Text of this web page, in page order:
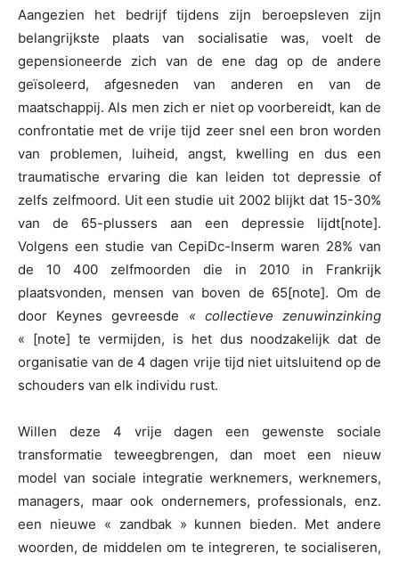
Aangezien het bedrijf tijdens zijn beroepsleven zijn
belangrijkste plaats van socialisatie was, voelt de
gepensioneerde zich van de ene dag op de andere
geïsoleerd, afgesneden van anderen en van de
maatschappij. Als men zich er niet op voorbereidt, kan de
confrontatie met de vrije tijd zeer snel een bron worden
van problemen, luiheid, angst, kwelling en dus een
traumatische ervaring die kan leiden tot depressie of
zelfs zelfmoord. Uit een studie uit 2002 blijkt dat 15-30%
van de 65-plussers aan een depressie lijdt[note].
Volgens een studie van CepiDc-Inserm waren 28% van
de 10 400 zelfmoorden die in 2010 in Frankrijk
plaatsvonden, mensen van boven de 65[note]. Om de
door Keynes gevreesde « collectieve zenuwinzinking
« [note] te vermijden, is het dus noodzakelijk dat de
organisatie van de 4 dagen vrije tijd niet uitsluitend op de
schouders van elk individu rust.
Willen deze 4 vrije dagen een gewenste sociale
transformatie teweegbrengen, dan moet een nieuw
model van sociale integratie werknemers, werknemers,
managers, maar ook ondernemers, professionals, enz.
een nieuwe « zandbak » kunnen bieden. Met andere
woorden, de middelen om te integreren, te socialiseren,